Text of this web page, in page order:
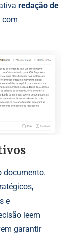
redação de
com
documento.
e
leem
garantir